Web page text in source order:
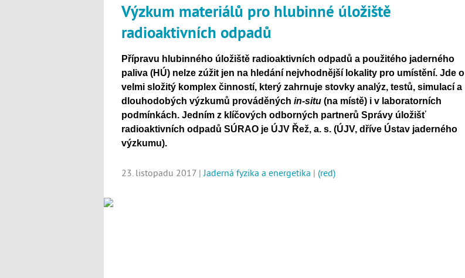
Výzkum materiálů pro hlubinné úložiště
radioaktivních odpadů
Přípravu hlubinného úložiště radioaktivních odpadů a použitého jaderného
paliva (HÚ) nelze zúžit jen na hledání nejvhodnější lokality pro umístění. Jde o
velmi složitý komplex činností, který zahrnuje stovky analýz, testů, simulací a
dlouhodobých výzkumů prováděných in-situ (na místě) i v laboratorních
podmínkách. Jedním z klíčových odborných partnerů Správy úložišť
radioaktivních odpadů SÚRAO je ÚJV Řež, a. s. (ÚJV, dříve Ústav jaderného
výzkumu).
23. listopadu 2017 |Jaderná fyzika a energetika | (red)